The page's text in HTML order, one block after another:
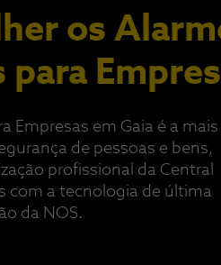
os
para
Empresas em Gaia é a mais
de pessoas e bens,
profissional da Central
com a tecnologia de última
da NOS.​